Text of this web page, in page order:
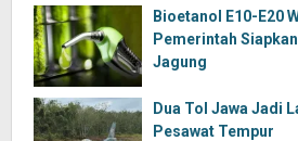
Bioetanol E10-E20
Pemerintah
Jagung
Dua Tol Jawa Jadi
Pesawat Tempur